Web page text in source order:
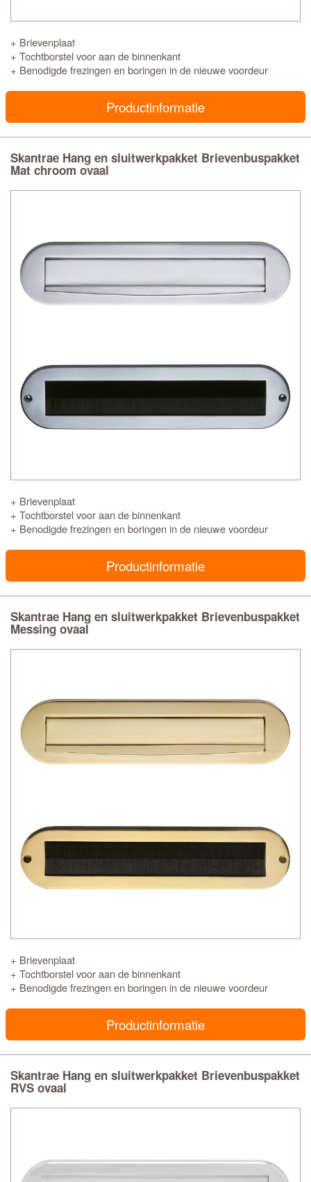
+ Brievenplaat
+ Tochtborstel voor aan de binnenkant
+ Benodigde frezingen en boringen in de nieuwe voordeur
Productinformatie
Skantrae Hang en sluitwerkpakket Brievenbuspakket
Mat chroom ovaal
+ Brievenplaat
+ Tochtborstel voor aan de binnenkant
+ Benodigde frezingen en boringen in de nieuwe voordeur
Productinformatie
Skantrae Hang en sluitwerkpakket Brievenbuspakket
Messing ovaal
+ Brievenplaat
+ Tochtborstel voor aan de binnenkant
+ Benodigde frezingen en boringen in de nieuwe voordeur
Productinformatie
Skantrae Hang en sluitwerkpakket Brievenbuspakket
RVS ovaal